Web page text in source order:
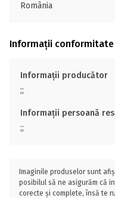
România
Informații
Informații producător
;;
Informații persoană
;;
Imaginile produselor sunt
posibilul să ne asigurăm că
corecte și complete, însă te